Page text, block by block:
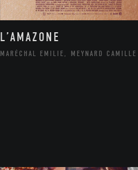
L’AMAZONE
MARÉCHAL EMILIE, MEYNARD CAMILLE